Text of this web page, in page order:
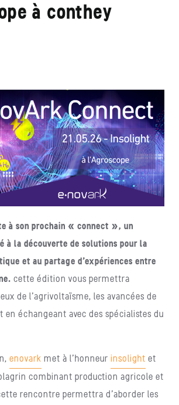
à conthey
à son prochain « connect », un
à la découverte de solutions pour la
et au partage d’expériences entre
cette édition vous permettra
de l’agrivoltaïsme, les avancées de
en échangeant avec des spécialistes du
enovark met à l’honneur insolight et
combinant production agricole et
rencontre permettra d’aborder les